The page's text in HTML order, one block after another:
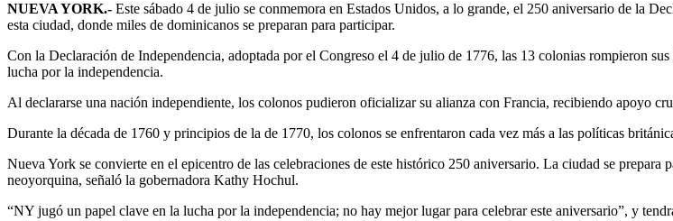
NUEVA YORK.- Este sábado 4 de julio se conmemora en Estados Unidos, a lo grande, el 250 aniversario de la
esta ciudad, donde miles de dominicanos se preparan para participar.
Con la Declaración de Independencia, adoptada por el Congreso el 4 de julio de 1776, las 13 colonias rompieron
lucha por la independencia.
Al declararse una nación independiente, los colonos pudieron oficializar su alianza con Francia, recibiendo apoyo
Durante la década de 1760 y principios de la de 1770, los colonos se enfrentaron cada vez más a las políticas
Nueva York se convierte en el epicentro de las celebraciones de este histórico 250 aniversario. La ciudad se
neoyorquina, señaló la gobernadora Kathy Hochul.
“NY jugó un papel clave en la lucha por la independencia; no hay mejor lugar para celebrar este aniversario”, y